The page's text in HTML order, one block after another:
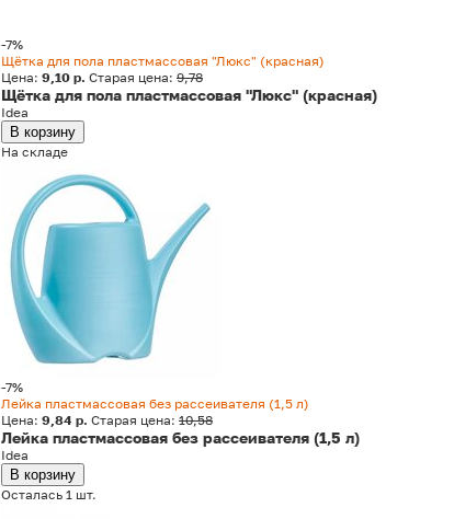
-7%
Щётка для пола пластмассовая "Люкс" (красная)
Цена: 9,10 р. Старая цена: 9,78
Щётка для пола пластмассовая "Люкс" (красная)
Idea
В корзину
На складе
-7%
Лейка пластмассовая без рассеивателя (1,5 л)
Цена: 9,84 р. Старая цена: 10,58
Лейка пластмассовая без рассеивателя (1,5 л)
Idea
В корзину
Осталась 1 шт.